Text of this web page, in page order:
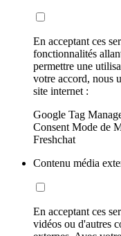
En acceptant ces
fonctionnalités
permettre une
votre accord, nous
site internet :
Google Tag
Consent Mode de
Freshchat
Contenu média
En acceptant ces
vidéos ou d'autres